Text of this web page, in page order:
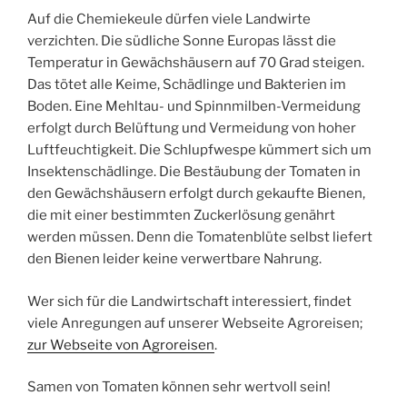
Auf die Chemiekeule dürfen viele Landwirte
verzichten. Die südliche Sonne Europas lässt die
Temperatur in Gewächshäusern auf 70 Grad steigen.
Das tötet alle Keime, Schädlinge und Bakterien im
Boden. Eine Mehltau- und Spinnmilben-Vermeidung
erfolgt durch Belüftung und Vermeidung von hoher
Luftfeuchtigkeit. Die Schlupfwespe kümmert sich um
Insektenschädlinge. Die Bestäubung der Tomaten in
den Gewächshäusern erfolgt durch gekaufte Bienen,
die mit einer bestimmten Zuckerlösung genährt
werden müssen. Denn die Tomatenblüte selbst liefert
den Bienen leider keine verwertbare Nahrung.
Wer sich für die Landwirtschaft interessiert, findet
viele Anregungen auf unserer Webseite Agroreisen;
zur Webseite von Agroreisen.
Samen von Tomaten können sehr wertvoll sein!